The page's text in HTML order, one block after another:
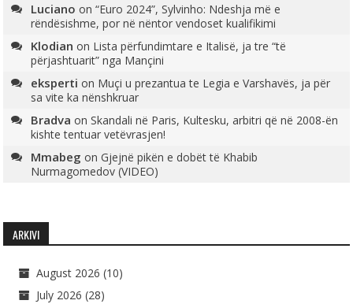
Luciano on“Euro 2024”, Sylvinho: Ndeshja më e
rëndësishme, por në nëntor vendoset kualifikimi
Klodian on Lista përfundimtare e Italisë, ja tre “të
përjashtuarit” nga Mançini
eksperti on Muçi u prezantua te Legia e Varshavës, ja për
sa vite ka nënshkruar
Bradva onSkandali në Paris, Kultesku, arbitri që në 2008-ën
kishte tentuar vetëvrasjen!
Mmabeg onGjejnë pikën e dobët të Khabib
Nurmagomedov (VIDEO)
ARKIVI
August 2026 (10)
July 2026 (28)